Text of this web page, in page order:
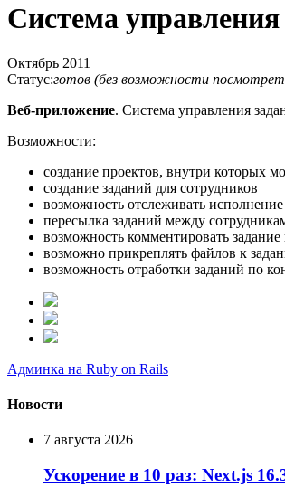
Система
Октябрь 2011
Статус:готов (без возможности
Веб-приложение. Система управления
Возможности:
создание проектов, внутри которых
создание заданий для сотрудников
возможность отслеживать
пересылка заданий между
возможность комментировать
возможно прикреплять файлов к
возможность отработки заданий по
Админка на Ruby on Rails
Новости
7 августа 2026
Ускорение в 10 раз: Next.js